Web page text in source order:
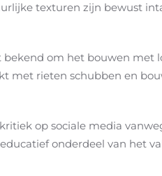
texturen zijn bewust
om het bouwen met
met rieten schubben en
op sociale media
onderdeel van het